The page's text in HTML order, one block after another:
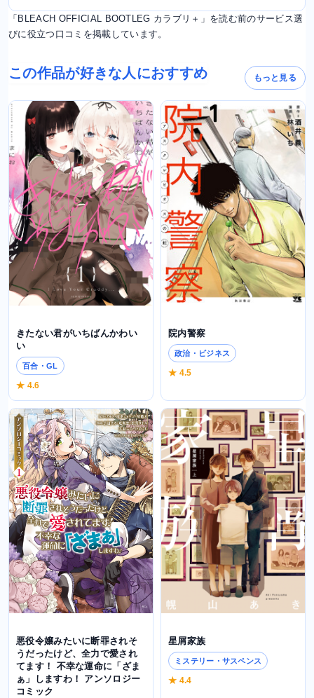
「BLEACH OFFICIAL BOOTLEG カラブリ＋」を読む前のサービス選
びに役立つ口コミを掲載しています。
この作品が好きな人におすすめ もっと見る
きたない君がいちばんかわい
い
百合・GL
★ 4.6
院内警察
政治・ビジネス
★ 4.5
悪役令嬢みたいに断罪されそ
うだったけど、全力で愛され
てます！ 不幸な運命に「ざま
ぁ」しますわ！ アンソロジー
コミック
星屑家族
ミステリー・サスペンス
★ 4.4